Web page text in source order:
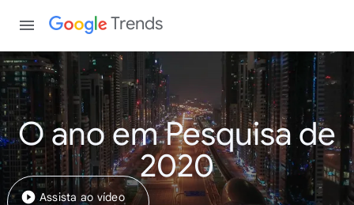
Trends
O ano em Pesquisa de
2020
Assista ao vídeo